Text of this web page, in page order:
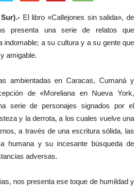
El libro «Callejones sin salida», de
presenta una serie de relatos que
indomable; a su cultura y a su gente que
amigable.
ambientadas en Caracas, Cumaná y
de «Moreliana en Nueva York,
serie de personajes signados por el
y la derrota, a los cuales vuelve una
a través de una escritura sólida, las
humana y su incesante búsqueda de
adversas.
nos presenta ese toque de humildad y